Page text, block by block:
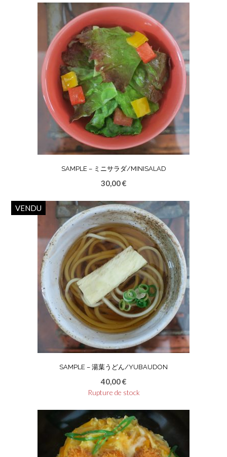
ancien
SAMPLE – ミニサラダ/MINISALAD
30,00€
VENDU
SAMPLE – 湯葉うどん/YUBAUDON
40,00€
Rupture de stock